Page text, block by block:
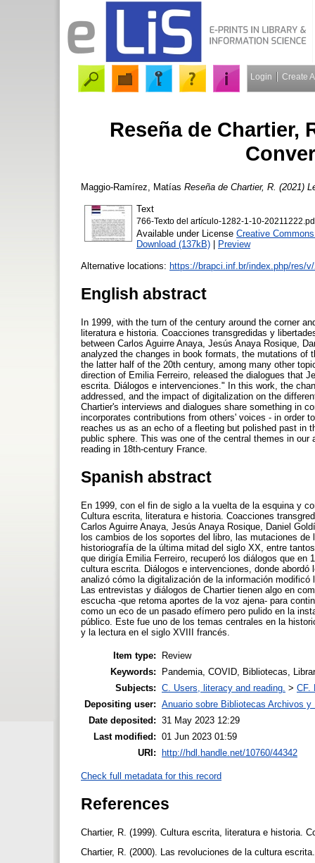
Login Create
Reseña de Chartier,
Maggio-Ramírez, Matías Reseña de Chartier, R. (2021)
Text
766-Texto del artículo-1282-1-10-
Available under License Creative
Download (137kB) | Preview
Alternative locations: https://brapci.inf.br/index.php/res/
English abstract
In 1999, with the turn of the century around the corner
literatura e historia. Coacciones transgredidas y
between Carlos Aguirre Anaya, Jesús Anaya Rosique,
analyzed the changes in book formats, the mutations
the latter half of the 20th century, among many other
direction of Emilia Ferreiro, released the dialogues that
escrita. Diálogos e intervenciones." In this work, the
addressed, and the impact of digitalization on the
Chartier's interviews and dialogues share something in
incorporates contributions from others' voices - in order
reaches us as an echo of a fleeting but polished past in
public sphere. This was one of the central themes in
reading in 18th-century France.
Spanish abstract
En 1999, con el fin de siglo a la vuelta de la esquina y
Cultura escrita, literatura e historia. Coacciones
Carlos Aguirre Anaya, Jesús Anaya Rosique, Daniel
los cambios de los soportes del libro, las mutaciones
historiografía de la última mitad del siglo XX, entre
que dirigía Emilia Ferreiro, recuperó los diálogos que en
cultura escrita. Diálogos e intervenciones, donde
analizó cómo la digitalización de la información
Las entrevistas y diálogos de Chartier tienen algo en
escucha -que retoma aportes de la voz ajena- para
como un eco de un pasado efímero pero pulido en la
público. Este fue uno de los temas centrales en la
y la lectura en el siglo XVIII francés.
Item type:
Review
Keywords:
Pandemia, COVID, Bibliotecas,
Subjects: C. Users, literacy and reading. > CF.
Depositing user: Anuario sobre Bibliotecas Archivos
Date deposited: 31 May 2023 12:29
Last modified: 01 Jun 2023 01:59
URI:
http://hdl.handle.net/10760/44342
Check full metadata for this record
References
Chartier, R. (1999). Cultura escrita, literatura e historia.
Chartier, R. (2000). Las revoluciones de la cultura